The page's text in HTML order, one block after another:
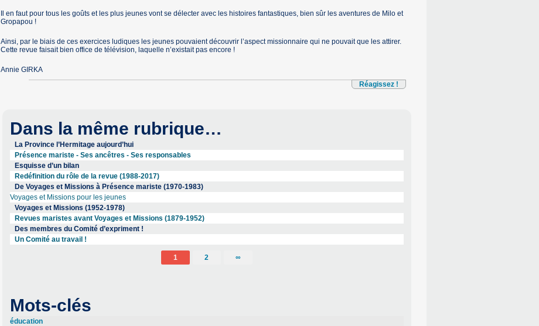
Il en faut pour tous les goûts et les plus jeunes vont se délecter avec les histoires fantastiques, bien sûr les aventures de Milo et
Gropapou !
Ainsi, par le biais de ces exercices ludiques les jeunes pouvaient découvrir l’aspect missionnaire qui ne pouvait que les attirer.
Cette revue faisait bien office de télévision, laquelle n’existait pas encore !
Annie GIRKA
Réagissez !
Dans la même rubrique…
La Province l’Hermitage aujourd’hui
Présence mariste - Ses ancêtres - Ses responsables
Esquisse d’un bilan
Redéfinition du rôle de la revue (1988-2017)
De Voyages et Missions à Présence mariste (1970-1983)
Voyages et Missions pour les jeunes
Voyages et Missions (1952-1978)
Revues maristes avant Voyages et Missions (1879-1952)
Des membres du Comité d’expriment !
Un Comité au travail !
1 2 ∞
Mots-clés
éducation